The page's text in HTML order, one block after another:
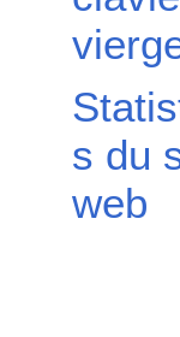
s du
web